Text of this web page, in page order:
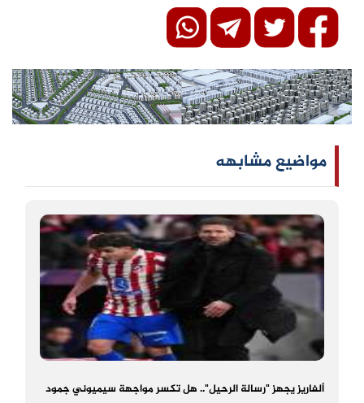
مواضيع مشابهه
ألفاريز يجهز "رسالة الرحيل".. هل تكسر مواجهة سيميوني جمود